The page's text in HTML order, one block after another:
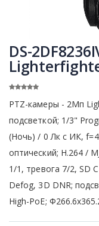
DS-
PTZ-камеры - 2Мп
подсветкой; 1/3"
(Ночь) / 0 Лк с ИК,
оптический; H.264 /
1/1, тревога 7/2, SD
Defog, 3D DNR;
High-PoE;